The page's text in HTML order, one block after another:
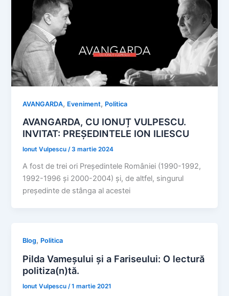
AVANGARDA, Eveniment, Politica
AVANGARDA, CU IONUȚ VULPESCU.
INVITAT: PREȘEDINTELE ION ILIESCU
Ionut Vulpescu/3 martie 2024
A fost de trei ori Președintele României (1990-1992,
1992-1996 și 2000-2004) și, de altfel, singurul
președinte de stânga al acestei
Blog, Politica
Pilda Vameșului și a Fariseului: O lectură
politiza(n)tă.
Ionut Vulpescu /1 martie 2021